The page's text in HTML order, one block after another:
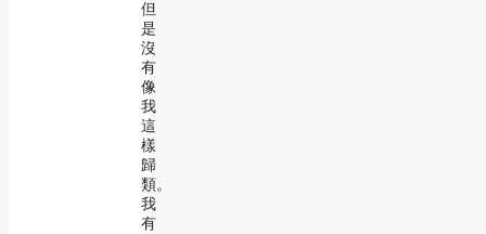
但
是
沒
有
像
我
這
樣
歸
類。
我
有